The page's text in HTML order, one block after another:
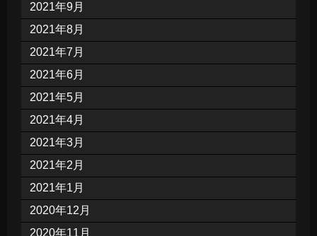
2021年9月
2021年8月
2021年7月
2021年6月
2021年5月
2021年4月
2021年3月
2021年2月
2021年1月
2020年12月
2020年11月